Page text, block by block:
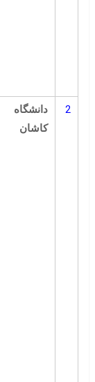
2
دانشگاه
کاشان